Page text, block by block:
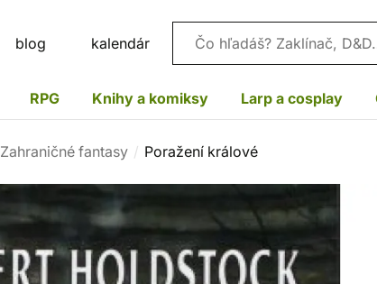
blog kalendár Vyhľadávanie
RPG Knihy a komiksy Larp a cosplay
Zahraničné fantasy Poražení králové